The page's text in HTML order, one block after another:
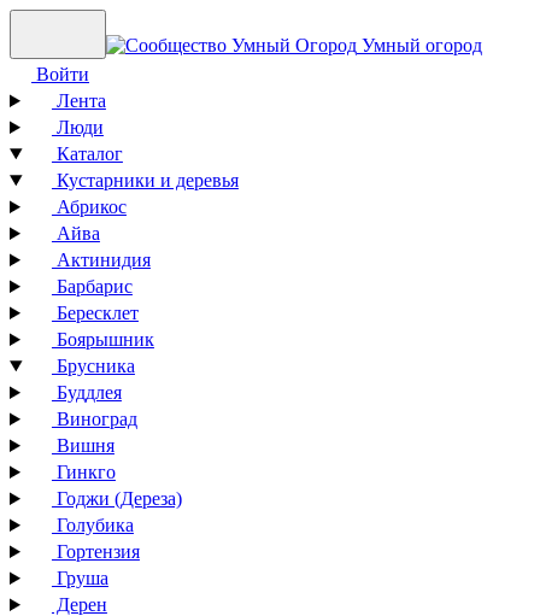
Умный огород
Войти
Лента
Люди
Каталог
Кустарники и деревья
Абрикос
Айва
Актинидия
Барбарис
Бересклет
Боярышник
Брусника
Буддлея
Виноград
Вишня
Гинкго
Годжи (Дереза)
Голубика
Гортензия
Груша
Дерен